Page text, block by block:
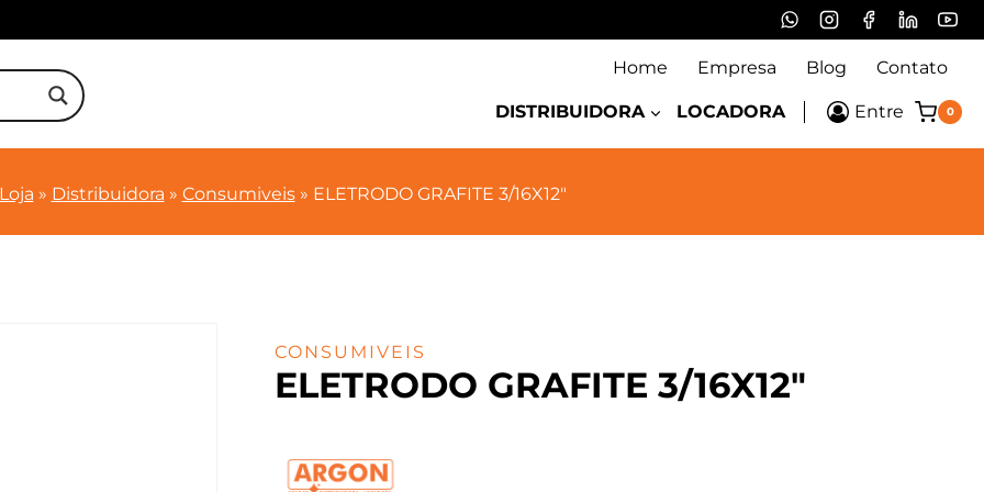
Home Empresa Blog Contato
DISTRIBUIDORA LOCADORA Entre 0
Loja » Distribuidora » Consumiveis» ELETRODO GRAFITE 3/16X12″
CONSUMIVEIS
ELETRODO GRAFITE 3/16X12″